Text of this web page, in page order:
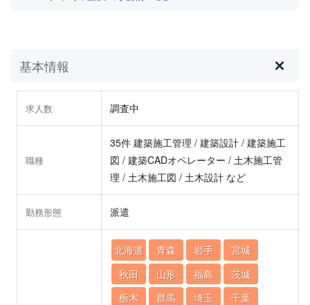
基本情報
求人数 調査中
職種
35件 建築施工管理 / 建築設計 / 建築施工
図 / 建築CADオペレーター / 土木施工管
理 / 土木施工図 / 土木設計 など
勤務形態 派遣
北海道 青森 岩手
宮城
秋田
山形 福島
茨城
栃木
群馬 埼玉
千葉